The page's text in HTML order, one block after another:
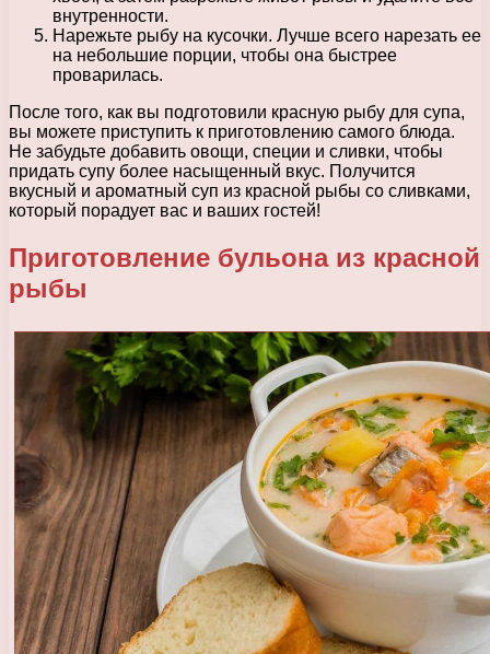
внутренности.
Нарежьте рыбу на кусочки. Лучше всего нарезать ее
на небольшие порции, чтобы она быстрее
проварилась.
После того, как вы подготовили красную рыбу для супа,
вы можете приступить к приготовлению самого блюда.
Не забудьте добавить овощи, специи и сливки, чтобы
придать супу более насыщенный вкус. Получится
вкусный и ароматный суп из красной рыбы со сливками,
который порадует вас и ваших гостей!
Приготовление бульона из красной
рыбы